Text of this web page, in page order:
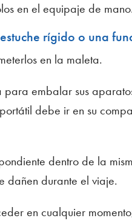
en el equipaje de
rígido o una
en la maleta.
embalar sus
debe ir en su
dentro de la
dañen durante el viaje.
en cualquier